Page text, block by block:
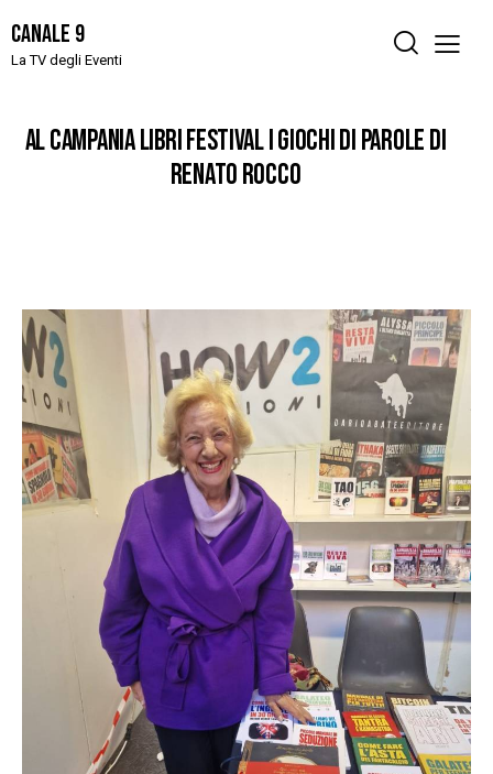
Canale 9
La TV degli Eventi
AL CAMPANIA LIBRI FESTIVAL I GIOCHI DI PAROLE DI
RENATO ROCCO